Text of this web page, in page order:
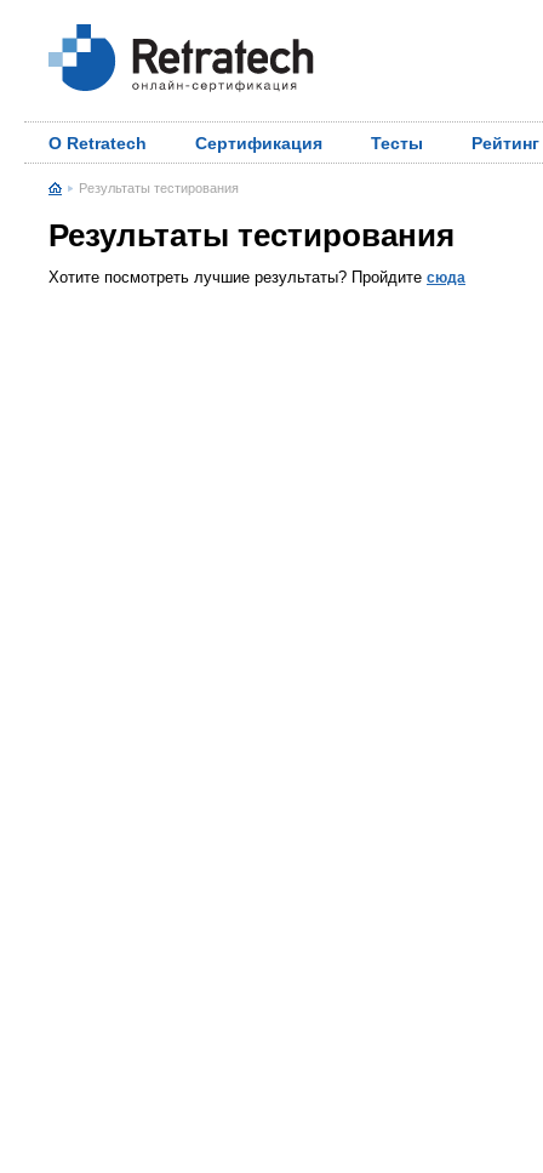
О Retratech Сертификация Тесты Рейтинг
Результаты тестирования
Результаты тестирования
Хотите посмотреть лучшие результаты? Пройдите сюда